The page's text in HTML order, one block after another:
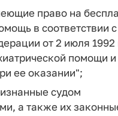
право на
в соответствии
от 2 июля 1992
помощи и
ее оказании";
судом
а также их